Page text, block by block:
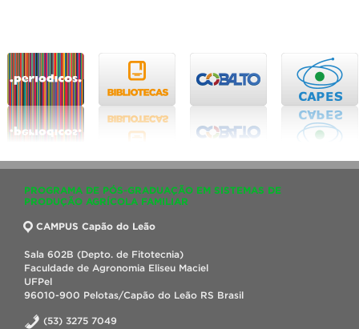
PROGRAMA DE PÓS-GRADUAÇÃO EM SISTEMAS DE
PRODUÇÃO AGRÍCOLA FAMILIAR
CAMPUS Capão do Leão
Sala 602B (Depto. de Fitotecnia)
Faculdade de Agronomia Eliseu Maciel
UFPel
96010-900 Pelotas/Capão do Leão RS Brasil
(53) 3275 7049